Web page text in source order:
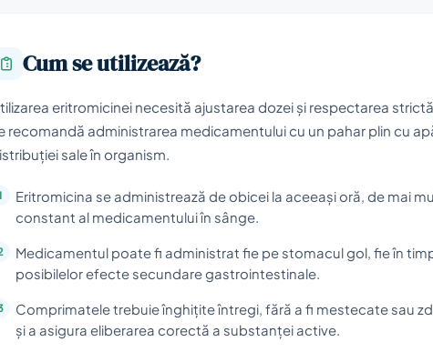
Cum se utilizează?
eritromicinei necesită ajustarea dozei și respectarea
recomandă administrarea medicamentului cu un pahar plin cu
sale în organism.
Eritromicina se administrează de obicei la aceeași oră, de mai
constant al medicamentului în sânge.
Medicamentul poate fi administrat fie pe stomacul gol, fie în
posibilelor efecte secundare gastrointestinale.
Comprimatele trebuie înghițite întregi, fără a fi mestecate sau
și a asigura eliberarea corectă a substanței active.